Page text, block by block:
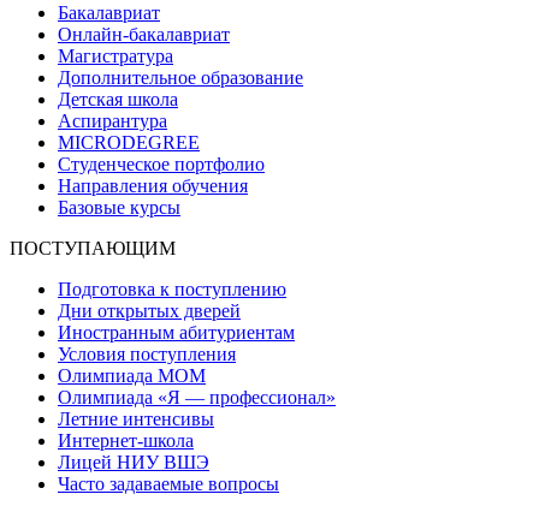
Бакалавриат
Онлайн-бакалавриат
Магистратура
Дополнительное образование
Детская школа
Аспирантура
MICRODEGREE
Студенческое портфолио
Направления обучения
Базовые курсы
ПОСТУПАЮЩИМ
Подготовка к поступлению
Дни открытых дверей
Иностранным абитуриентам
Условия поступления
Олимпиада МОМ
Олимпиада «Я — профессионал»
Летние интенсивы
Интернет-школа
Лицей НИУ ВШЭ
Часто задаваемые вопросы